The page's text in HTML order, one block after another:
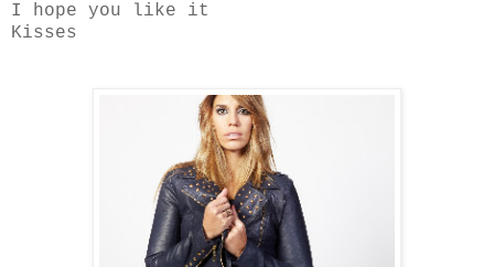
I hope you like it
Kisses